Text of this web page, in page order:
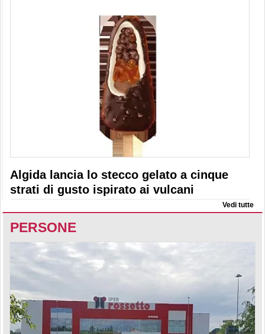
Algida lancia lo stecco gelato a cinque
strati di gusto ispirato ai vulcani
Vedi tutte
PERSONE